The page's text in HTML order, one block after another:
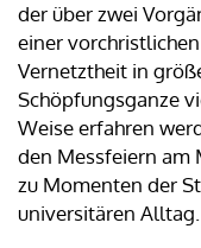
der über zwei
einer
Vernetztheit in
Schöpfungsganze
Weise erfahren
den Messfeiern am
zu Momenten der
universitären Alltag.